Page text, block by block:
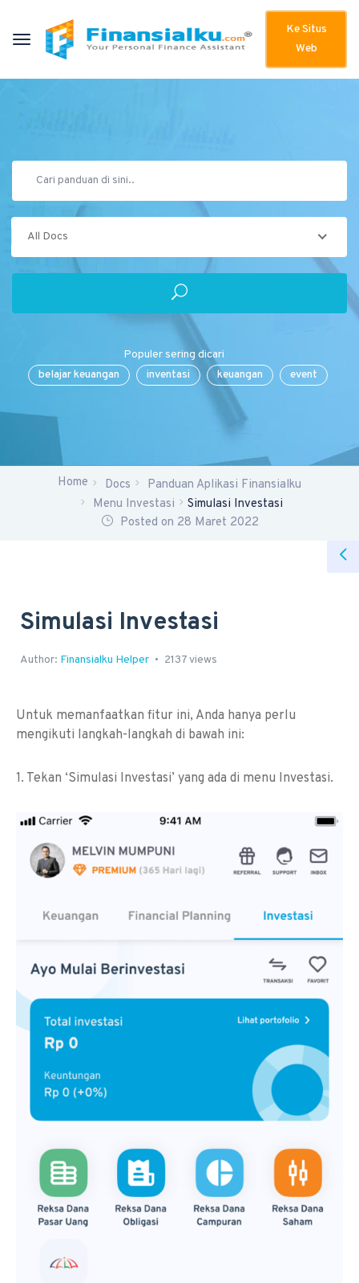
Ke Situs
Web
All Docs
Populer sering dicari
belajar keuangan
inventasi keuangan event
Home Docs
Panduan Aplikasi Finansialku
Menu Investasi
Simulasi Investasi
Posted on 28 Maret 2022
Simulasi Investasi
Author: Finansialku Helper 2137 views
Untuk memanfaatkan fitur ini, Anda hanya perlu
mengikuti langkah-langkah di bawah ini:
1. Tekan ‘Simulasi Investasi’ yang ada di menu Investasi.